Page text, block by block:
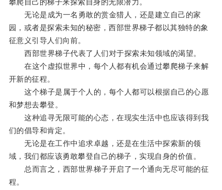
攀爬自己的梯子来探索自身的无限潜力。
无论是成为一名勇敢的赏金猎人，还是建立自己的家
园，或者是探索未知的秘密，西部世界梯子都以其独特的象
征意义引导人们向前。
西部世界梯子代表了人们对于探索未知领域的渴望。
在这个虚拟世界中，每个人都有机会通过攀爬梯子来解
开新的征程。
这个梯子是属于个人的，每个人都可以根据自己的心愿
和梦想去攀登。
这种追寻无限可能的心态，在现实生活中也应该得到我
们的倡导和肯定。
无论是在工作中追求卓越，还是在生活中探索新的领
域，我们都应该勇敢攀登自己的梯子，实现自身的价值。
总而言之，西部世界梯子开启了一个通向无尽可能的征
程。